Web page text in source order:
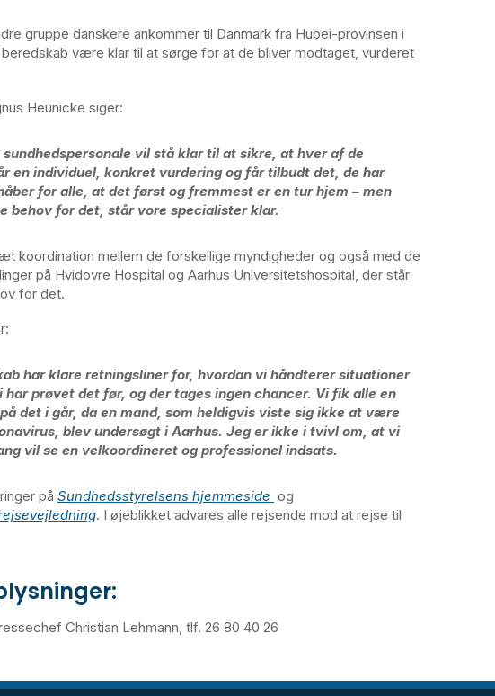
gruppe danskere ankommer til Danmark fra Hubei-provinsen i
være klar til at sørge for at de bliver modtaget, vurderet
Heunicke siger:
sundhedspersonale vil stå klar til at sikre, at hver af de
en individuel, konkret vurdering og får tilbudt det, de har
for alle, at det først og fremmest er en tur hjem – men
behov for det, står vore specialister klar.
koordination mellem de forskellige myndigheder og også med de
på Hvidovre Hospital og Aarhus Universitetshospital, der står
for det.
har klare retningsliner for, hvordan vi håndterer situationer
har prøvet det før, og der tages ingen chancer. Vi fik alle en
det i går, da en mand, som heldigvis viste sig ikke at være
blev undersøgt i Aarhus. Jeg er ikke i tvivl om, at vi
vil se en velkoordineret og professionel indsats.
på Sundhedsstyrelsens hjemmeside og
. I øjeblikket advares alle rejsende mod at rejse til
Christian Lehmann, tlf. 26 80 40 26